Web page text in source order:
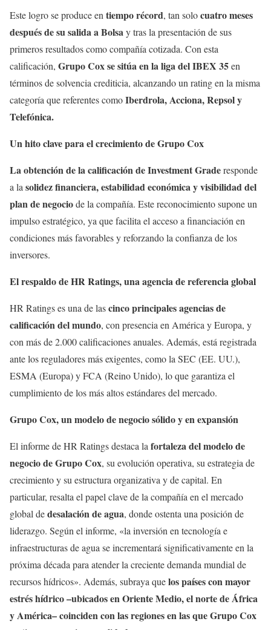
Este logro se produce en tiempo récord, tan solocuatro meses
después de su salida a Bolsay tras la presentación de sus
primeros resultados como compañía cotizada. Con esta
calificación, GrupoCox se sitúa en la liga del IBEX 35en
términos de solvencia crediticia, alcanzando un rating en la misma
categoría que referentes comoIberdrola, Acciona, Repsol y
Telefónica.
Un hito clave para el crecimiento de Grupo Cox
La obtención de la calificación deInvestment Graderesponde
a la solidez financiera, estabilidad económica y visibilidad del
plan de negociode la compañía. Este reconocimiento supone un
impulso estratégico, ya que facilita el acceso a financiación en
condiciones más favorables y reforzando la confianza de los
inversores.
El respaldo de HR Ratings, una agencia de referencia global
HR Ratings es una de lascinco principales agencias de
calificación del mundo, con presencia en América y Europa, y
con más de 2.000 calificaciones anuales. Además, está registrada
ante los reguladores más exigentes, como la SEC (EE. UU.),
ESMA (Europa) y FCA (Reino Unido), lo que garantiza el
cumplimiento de los más altos estándares del mercado.
Grupo Cox, un modelo de negocio sólido y en expansión
El informe de HR Ratings destaca la fortaleza del modelo de
negocio de Grupo Cox, su evolución operativa, su estrategia de
crecimiento y su estructura organizativa y de capital. En
particular, resalta el papel clave de la compañía en el mercado
global dedesalación de agua, donde ostenta una posición de
liderazgo. Según el informe, «la inversión en tecnología e
infraestructuras de agua se incrementará significativamente en la
próxima década para atender la creciente demanda mundial de
recursos hídricos». Además, subraya quelos países con mayor
estrés hídrico –ubicados en Oriente Medio, el norte de África
y América– coinciden con las regiones en las que Grupo Cox